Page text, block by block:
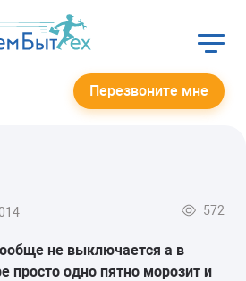
Перезвоните мне
572
не выключается а в
просто одно пятно морозит и